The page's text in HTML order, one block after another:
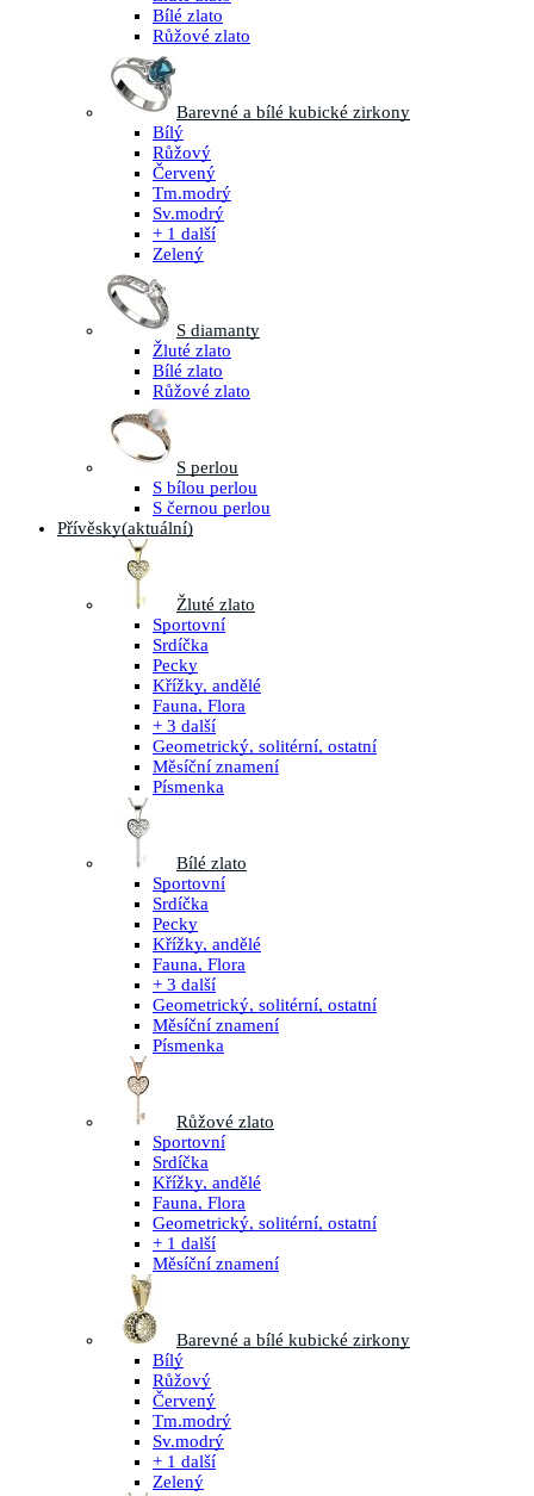
Bílé zlato
Růžové zlato
Barevné a bílé kubické zirkony
Bílý
Růžový
Červený
Tm.modrý
Sv.modrý
+ 1 další
Zelený
S diamanty
Žluté zlato
Bílé zlato
Růžové zlato
S perlou
S bílou perlou
S černou perlou
Přívěsky(aktuální)
Žluté zlato
Sportovní
Srdíčka
Pecky
Křížky, andělé
Fauna, Flora
+ 3 další
Geometrický, solitérní, ostatní
Měsíční znamení
Písmenka
Bílé zlato
Sportovní
Srdíčka
Pecky
Křížky, andělé
Fauna, Flora
+ 3 další
Geometrický, solitérní, ostatní
Měsíční znamení
Písmenka
Růžové zlato
Sportovní
Srdíčka
Křížky, andělé
Fauna, Flora
Geometrický, solitérní, ostatní
+ 1 další
Měsíční znamení
Barevné a bílé kubické zirkony
Bílý
Růžový
Červený
Tm.modrý
Sv.modrý
+ 1 další
Zelený